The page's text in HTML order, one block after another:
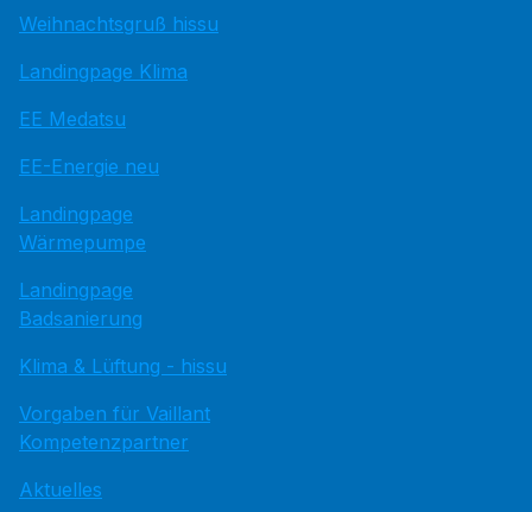
Weihnachtsgruß hissu
Landingpage Klima
EE Medatsu
EE-Energie neu
Landingpage
Wärmepumpe
Landingpage
Badsanierung
Klima & Lüftung - hissu
Vorgaben für Vaillant
Kompetenzpartner
Aktuelles